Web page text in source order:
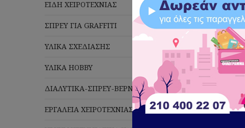
ΕΙΔΗ ΧΕΙΡΟΤΕΧΝΙΑΣ 
ΣΠΡΕΥ ΓΙΑ GRAFFITI 
ΥΛΙΚΑ ΣΧΕΔΙΑΣΗΣ 
ΥΛΙΚΑ HOBBY 
ΔΙΑΛΥΤΙΚΑ-ΣΠΡΕΥ-ΒΕΡΝΙΚΙΑ
ΕΡΓΑΛΕΙΑ ΧΕΙΡΟΤΕΧΝΙΑΣ/ΖΩΓΡΑΦ.
Πλέγμα